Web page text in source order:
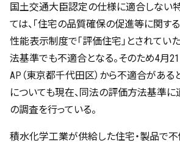
国土交通大臣認定の仕様に適合しない
ては、「住宅の品質確保の促進等に関す
性能表示制度で「評価住宅」とされてい
法基準でも不適合となる。そのため4月21
AP （東京都千代田区）から不適合があ
についても現在、同法の評価方法基準に
の調査を行っている。
積水化学工業が供給した住宅・製品で不